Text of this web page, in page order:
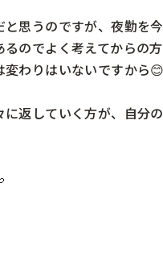
思うのですが、夜勤を
のでよく考えてからの
わりはいないですから😊
返していく方が、自分